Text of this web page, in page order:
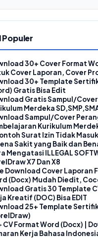
30+ Cover Format
Cover Laporan, Cover
Makalah
Template Sertifikat Docx
Gratis Bisa Edit
Gratis Sampul/
Merdeka
Doc (Ms Word)
Sampul/Cover
Kurikulum
| Contoh Cover Kurikum
Surat Izin Tidak
Sakit yang Baik dan
Mengatasi ILLEGAL
X7 Dan X8
Download Cover Laporan
(Docx) Mudah Diedit,
Laporan Kegiatan,
Gratis 30 Template
Kreatif (DOC) Bisa EDIT
25+ Template
CV Format Word (Docx) |
Kerja Bahasa